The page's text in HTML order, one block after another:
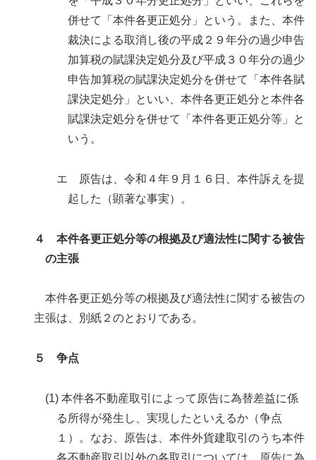
併せて「本件各更正処分」という。また、本件
裁決による取消し後の平成２９年分の過少申告
加算税の賦課決定処分及び平成３０年分の過少
申告加算税の賦課決定処分を併せて「本件各賦
課決定処分」といい、本件各更正処分と本件各
賦課決定処分を併せて「本件各更正処分等」と
いう。
エ 原告は、令和４年９月１６日、本件訴えを提
起した（顕著な事実）。
４ 本件各更正処分等の根拠及び適法性に関する被告
の主張
本件各更正処分等の根拠及び適法性に関する被告の
主張は、別紙２のとおりである。
５ 争点
(1) 本件各不動産取引によって原告に為替差益に係
る所得が発生し、実現したといえるか（争点
１）。なお、原告は、本件外貨建取引のうち本件
各不動産取引以外の各取引については、原告に為